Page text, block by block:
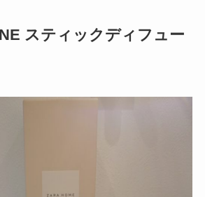
スティックディフュー